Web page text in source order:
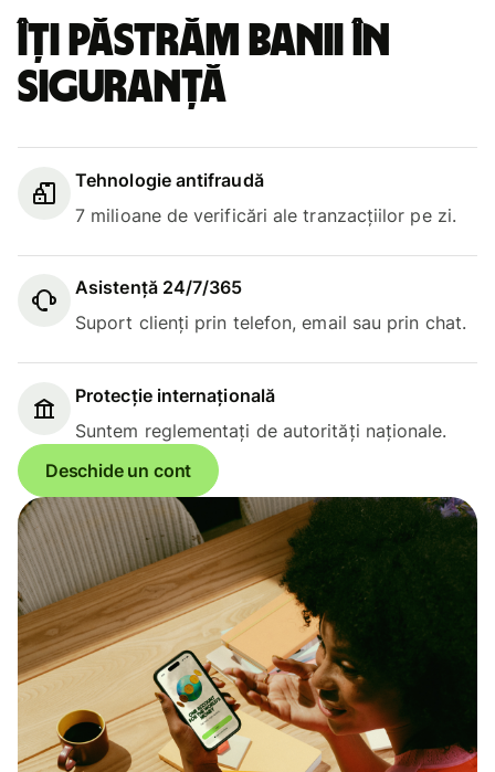
Îți păstrăm banii în
siguranță
Tehnologie antifraudă
7 milioane de verificări ale tranzacțiilor pe zi.
Asistență 24/7/365
Suport clienți prin telefon, email sau prin chat.
Protecție internațională
Suntem reglementați de autorități naționale.
Deschide un cont